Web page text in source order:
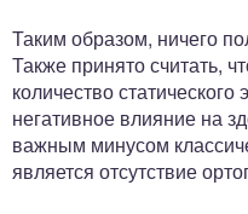
Таким образом, ничего
Также принято считать,
количество
негативное влияние на
важным минусом
является отсутствие